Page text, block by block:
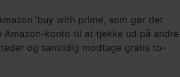
‘buy with prime’, som gør det
Amazon-konto til at tjekke ud på andre
og samtidig modtage gratis to-